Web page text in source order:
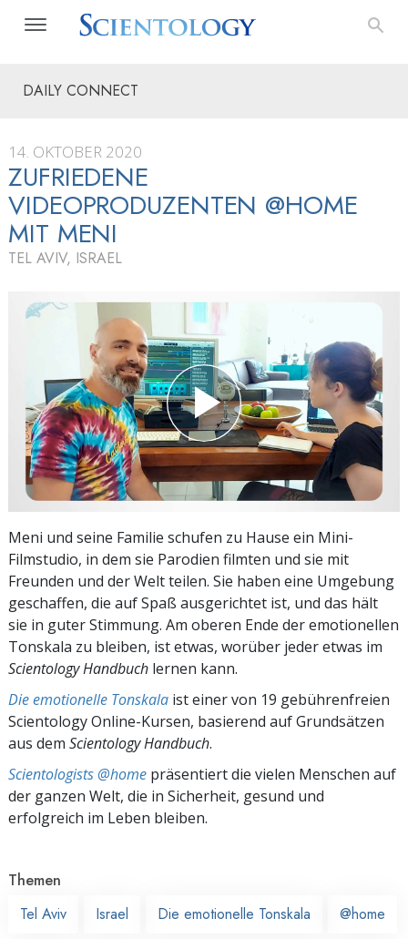
DAILY CONNECT
14. OKTOBER 2020
ZUFRIEDENE
VIDEOPRODUZENTEN @HOME
MIT MENI
TEL AVIV, ISRAEL
Meni und seine Familie schufen zu Hause ein Mini-
Filmstudio, in dem sie Parodien filmten und sie mit
Freunden und der Welt teilen. Sie haben eine Umgebung
geschaffen, die auf Spaß ausgerichtet ist, und das hält
sie in guter Stimmung. Am oberen Ende der emotionellen
Tonskala zu bleiben, ist etwas, worüber jeder etwas im
Scientology Handbuch lernen kann.
Die emotionelle Tonskala ist einer von 19 gebührenfreien
Scientology Online-Kursen, basierend auf Grundsätzen
aus dem Scientology Handbuch.
Scientologists @home präsentiert die vielen Menschen auf
der ganzen Welt, die in Sicherheit, gesund und
erfolgreich im Leben bleiben.
Themen
Tel Aviv
Israel Die emotionelle Tonskala @home